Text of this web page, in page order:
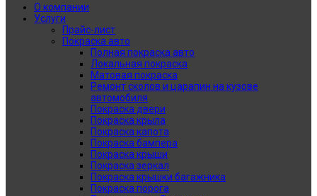
О компании
Услуги
Прайс-лист
Покраска авто
Полная покраска авто
Локальная покраска
Матовая покраска
Ремонт сколов и царапин на кузове
автомобиля
Покраска двери
Покраска крыла
Покраска капота
Покраска бампера
Покраска крыши
Покраска зеркал
Покраска крышки багажника
Покраска порога